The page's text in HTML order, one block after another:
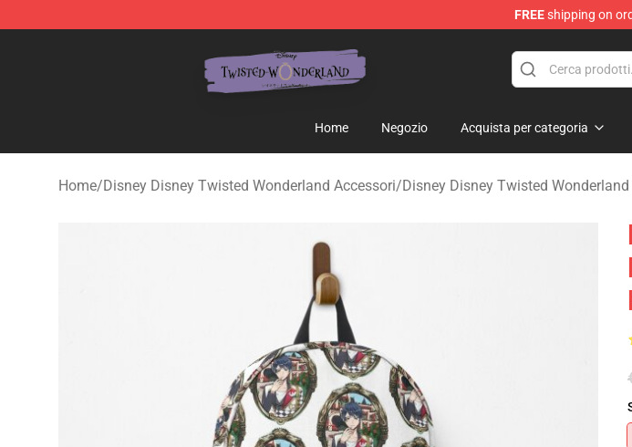
FREEshipping on
Home Negozio Acquista per categoria
Home/Disney Disney Twisted Wonderland Accessori/Disney Disney Twisted